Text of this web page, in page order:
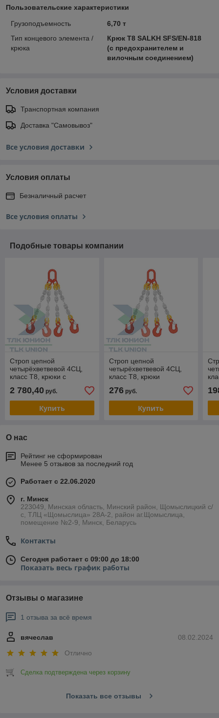
Пользовательские характеристики
Грузоподъемность
6,70 т
Тип концевого элемента /
крюка
Крюк Т8 SALKH SFS/EN-818
(с предохранителем и
вилочным соединением)
Условия доставки
Транспортная компания
Доставка "Самовывоз"
Все условия доставки
Условия оплаты
Безналичный расчет
Все условия оплаты
Подобные товары компании
Строп цепной
четырёхветвевой 4СЦ,
класс Т8, крюки с
крюки-укоротители
LYK13, 11,2т, 12м,
2 780,40 руб.
Купить
Строп цепной
четырёхветвевой 4СЦ,
класс Т8, крюки
самозащёлкивающиеся с
вилочным соединением
VAKH7, 3,15т, 1м,
276руб.
Купить
О нас
Рейтинг не сформирован
Менее 5 отзывов за последний год
Работает с 22.06.2020
г. Минск
223049, Минская область, Минский район, Щомыслицкий с/
с, ТЛЦ «Щомыслица» 28А-2, район аг.Щомыслица,
помещение №2-9, Минск, Беларусь
Контакты
Сегодня работает с 09:00 до 18:00
Показать весь график работы
Отзывы о магазине
1 отзыва за всё время
08.02.2024
вячеслав
Отлично
Сделка подтверждена через корзину
Показать все отзывы